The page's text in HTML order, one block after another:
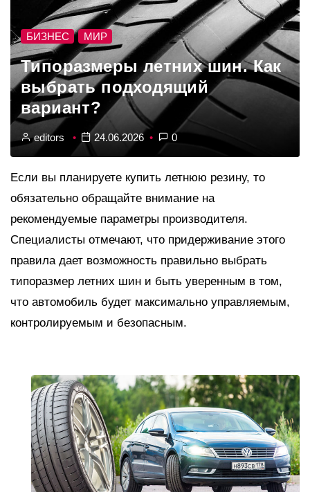
БИЗНЕС МИР
Типоразмеры летних шин. Как
выбрать подходящий
вариант?
editors 24.06.2026 0
Если вы планируете купить летнюю резину, то
обязательно обращайте внимание на
рекомендуемые параметры производителя.
Специалисты отмечают, что придерживание этого
правила дает возможность правильно выбрать
типоразмер летних шин и быть уверенным в том,
что автомобиль будет максимально управляемым,
контролируемым и безопасным.